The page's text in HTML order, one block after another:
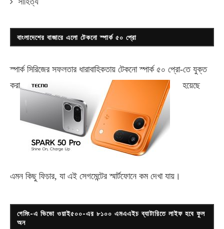
বাংলাদেশের বাজারে এলো টেকনো স্পার্ক ৫০ প্রো
স্পার্ক সিরিজের সফলতার ধারাবাহিকতায় টেকনোস্পার্ক ৫০ প্রো-তে যুক্ত
করা
হয়েছে
এমন কিছু ফিচার, যা এই সেগমেন্টের স্মার্টফোনে কম দেখা যায়।
গেমিং-এ ভিভো ওয়াই৫০০-এর ৮১০০ এমএএইচ ব্যাটারিতে লাইফ হবে ফুল
অন